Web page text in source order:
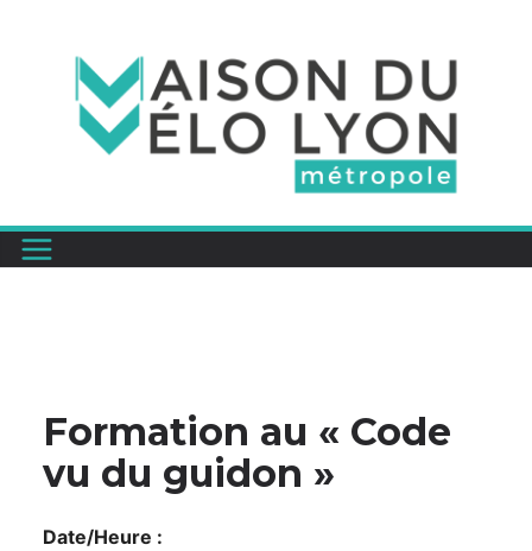
Formation au « Code
vu du guidon »
Date/Heure :